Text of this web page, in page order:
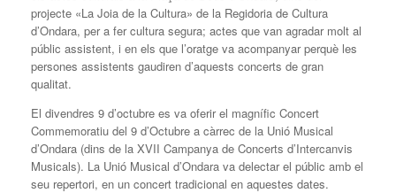
projecte «La Joia de la Cultura» de la Regidoria de Cultura
d’Ondara, per a fer cultura segura; actes que van agradar molt al
públic assistent, i en els que l’oratge va acompanyar perquè les
persones assistents gaudiren d’aquests concerts de gran
qualitat.
El divendres 9 d’octubre es va oferir el magnífic Concert
Commemoratiu del 9 d’Octubre a càrrec de la Unió Musical
d’Ondara (dins de la XVII Campanya de Concerts d’Intercanvis
Musicals). La Unió Musical d’Ondara va delectar el públic amb el
seu repertori, en un concert tradicional en aquestes dates.